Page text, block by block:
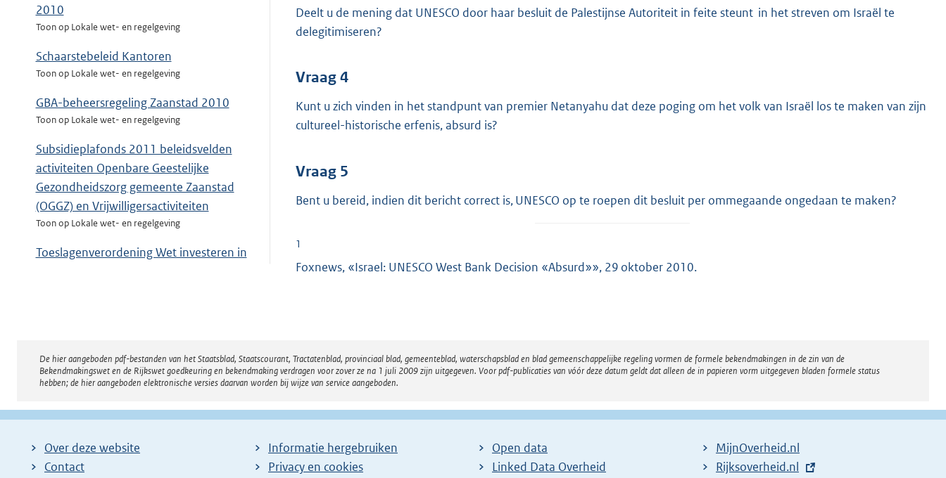
2010
Toon op Lokale wet- en regelgeving
Schaarstebeleid Kantoren
Toon op Lokale wet- en regelgeving
GBA-beheersregeling Zaanstad 2010
Toon op Lokale wet- en regelgeving
Subsidieplafonds 2011 beleidsvelden
activiteiten Openbare Geestelijke
Gezondheidszorg gemeente Zaanstad
(OGGZ) en Vrijwilligersactiviteiten
Toon op Lokale wet- en regelgeving
Toeslagenverordening Wet investeren in
b
Deelt u de mening dat UNESCO door haar besluit de Palestijnse Autoriteit in feite steunt in het streven om Israël te
delegitimiseren?
Vraag 4
Kunt u zich vinden in het standpunt van premier Netanyahu dat deze poging om het volk van Israël los te maken van zijn
cultureel-historische erfenis, absurd is?
Vraag 5
Bent u bereid, indien dit bericht correct is, UNESCO op te roepen dit besluit per ommegaande ongedaan te maken?
1
Foxnews, «Israel: UNESCO West Bank Decision «Absurd»», 29 oktober 2010.
Disclaimer
De hier aangeboden pdf-bestanden van het Staatsblad, Staatscourant, Tractatenblad, provinciaal blad, gemeenteblad, waterschapsblad en blad gemeenschappelijke regeling vormen de formele bekendmakingen in de zin van de
Bekendmakingswet en de Rijkswet goedkeuring en bekendmaking verdragen voor zover ze na 1 juli 2009 zijn uitgegeven. Voor pdf-publicaties van vóór deze datum geldt dat alleen de in papieren vorm uitgegeven bladen formele status
hebben; de hier aangeboden elektronische versies daarvan worden bij wijze van service aangeboden.
Over deze website
Contact
Informatie hergebruiken
Privacy en cookies
Open data
Linked Data Overheid
MijnOverheid.nl
E
Rijksoverheid.nl